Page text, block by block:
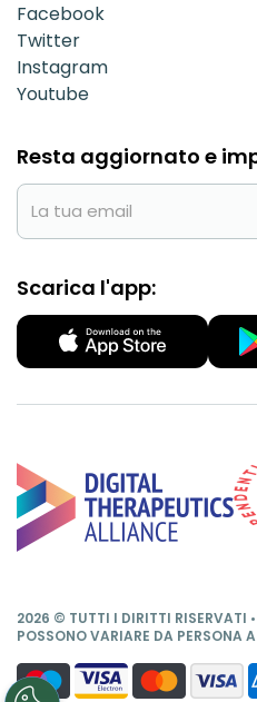
Facebook
Twitter
Instagram
Youtube
Resta aggiornato e
Scarica l'app:
2026 © TUTTI I DIRITTI RISERVATI
POSSONO VARIARE DA PERSONA